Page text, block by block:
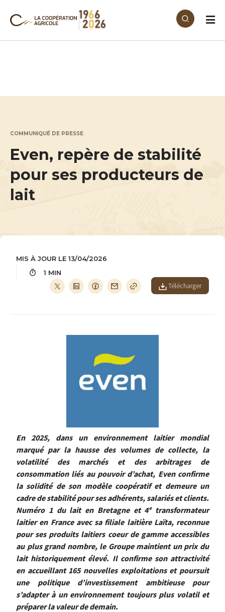
COMMUNIQUÉ DE PRESSE
Even, repère de stabilité
pour ses producteurs de
lait
MIS À JOUR LE 13/04/2026
1 MIN
Télécharger
En 2025, dans un environnement laitier mondial
marqué par la hausse des volumes de collecte, la
volatilité des marchés et des arbitrages de
consommation liés au pouvoir d’achat, Even confirme
la solidité de son modèle coopératif et demeure un
cadre de stabilité pour ses adhérents, salariés et clients.
Numéro 1 du lait en Bretagne et 4ᵉ transformateur
laitier en France avec sa filiale laitière Laïta, reconnue
pour ses produits laitiers coeur de gamme accessibles
au plus grand nombre, le Groupe maintient un prix du
lait historiquement élevé. Il confirme son attractivité
en accueillant 165 nouvelles exploitations et poursuit
une politique d’investissement ambitieuse pour
s’adapter à un environnement toujours plus volatil et
préparer la valeur de demain.